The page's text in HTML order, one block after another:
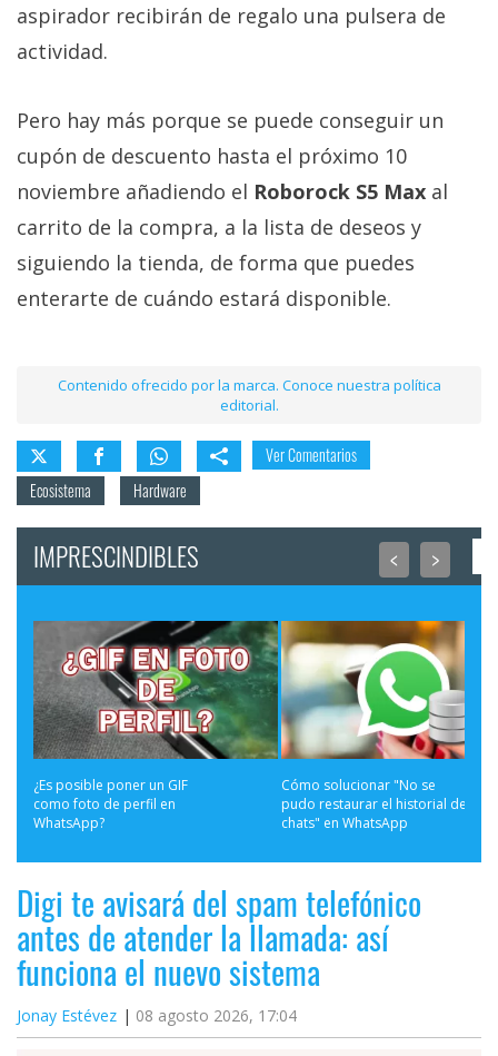
aspirador recibirán de regalo una pulsera de
actividad.
Pero hay más porque se puede conseguir un
cupón de descuento hasta el próximo 10
noviembre añadiendo el Roborock S5 Max al
carrito de la compra, a la lista de deseos y
siguiendo la tienda, de forma que puedes
enterarte de cuándo estará disponible.
Contenido ofrecido por la marca. Conoce nuestra política
editorial.
Ver Comentarios
Ecosistema
Hardware
IMPRESCINDIBLES < >
¿Es posible poner un GIF
como foto de perfil en
WhatsApp?
Cómo solucionar "No se
pudo restaurar el historial de
chats" en WhatsApp
Digi te avisará del spam telefónico
antes de atender la llamada: así
funciona el nuevo sistema
Jonay Estévez 08 agosto 2026, 17:04